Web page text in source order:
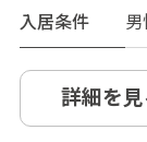
入居条件
詳細を